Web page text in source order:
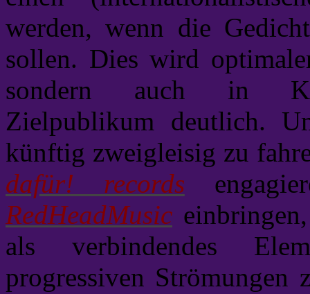
werden, wenn die
sollen. Dies wird
sondern auch in
Zielpublikum deutlich.
künftig zweigleisig zu
dafür! records
RedHeadMusic
als verbindendes
progressiven